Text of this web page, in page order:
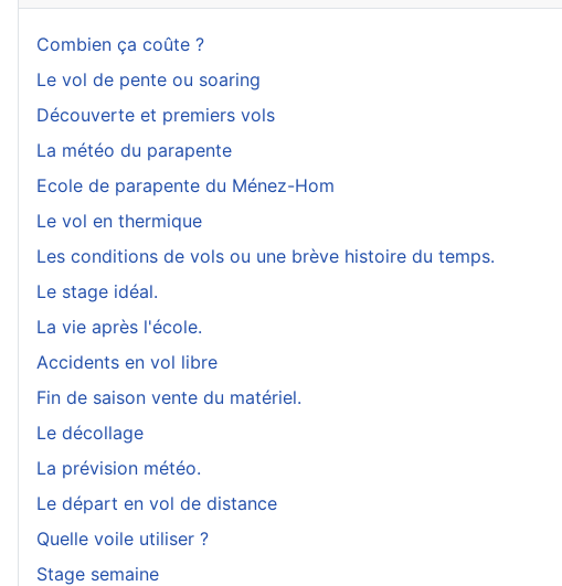
Combien ça coûte ?
Le vol de pente ou soaring
Découverte et premiers vols
La météo du parapente
Ecole de parapente du Ménez-Hom
Le vol en thermique
Les conditions de vols ou une brève histoire du temps.
Le stage idéal.
La vie après l'école.
Accidents en vol libre
Fin de saison vente du matériel.
Le décollage
La prévision météo.
Le départ en vol de distance
Quelle voile utiliser ?
Stage semaine